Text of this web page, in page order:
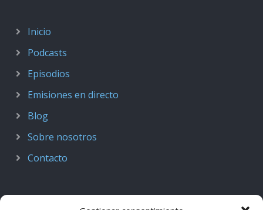
Inicio
Podcasts
Episodios
Emisiones en directo
Blog
Sobre nosotros
Contacto